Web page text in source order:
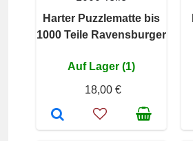
Harter Puzzlematte bis
1000 Teile Ravensburger
Auf Lager (1)
18,00 €